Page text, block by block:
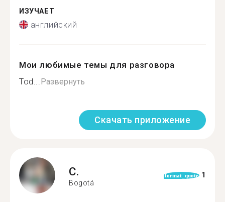
ИЗУЧАЕТ
английский
Мои любимые темы для разговора
Tod... Развернуть
Скачать приложение
C.
Bogotá
format_quote 1